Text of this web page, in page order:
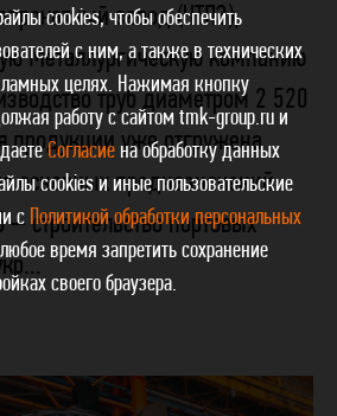
завод (ЧТПЗ),
Металлургическую компанию
труб диаметром 2 520
продукции уже отгружена
основных предназначений
строительство портовых
cookies, чтобы обеспечить
с ним, а также в технических
целях. Нажимая кнопку
работу с сайтом tmk-group.ru и
Согласие на обработку данных
cookies и иные пользовательские
с Политикой обработки персональных
время запретить сохранение
своего браузера.